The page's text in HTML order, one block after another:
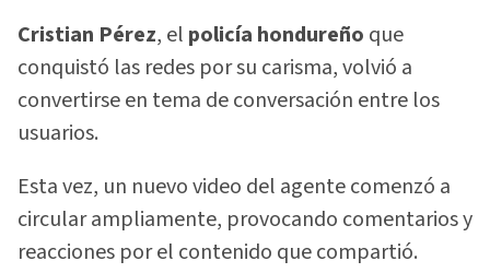
Cristian Pérez, el policía hondureño que
conquistó las redes por su carisma, volvió a
convertirse en tema de conversación entre los
usuarios.
Esta vez, un nuevo video del agente comenzó a
circular ampliamente, provocando comentarios y
reacciones por el contenido que compartió.